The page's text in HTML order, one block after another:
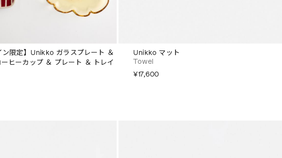
ン限定】Unikko ガラスプレート ＆
ヒーカップ ＆ プレート ＆ トレイ
Unikko マット
Towel
¥17,600